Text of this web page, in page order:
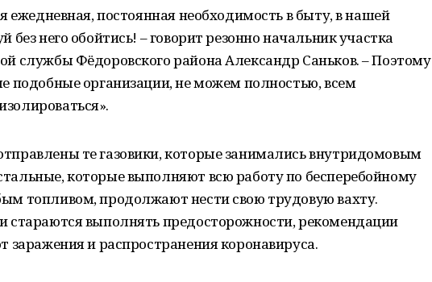
ежедневная, постоянная необходимость в быту, в нашей
без него обойтись! – говорит резонно начальник участка
службы Фёдоровского района Александр Саньков. – Поэтому
подобные организации, не можем полностью, всем
те газовики, которые занимались внутридомовым
которые выполняют всю работу по бесперебойному
топливом, продолжают нести свою трудовую вахту.
стараются выполнять предосторожности, рекомендации
заражения и распространения коронавируса.